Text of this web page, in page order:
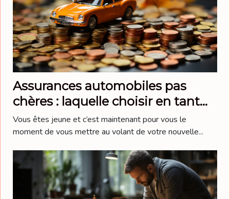
Assurances automobiles pas
chères : laquelle choisir en tant
que jeune conducteur ?
Vous êtes jeune et c’est maintenant pour vous le
moment de vous mettre au volant de votre nouvelle...